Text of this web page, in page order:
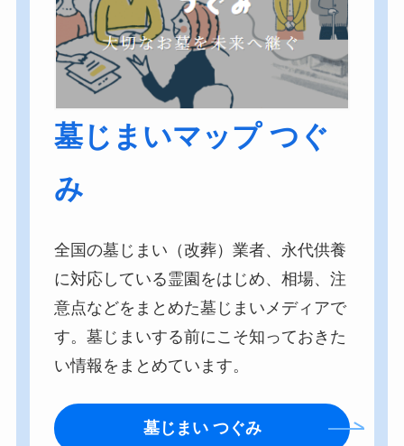
墓じまいマップ つぐ
み
全国の墓じまい（改葬）業者、永代供養
に対応している霊園をはじめ、相場、注
意点などをまとめた墓じまいメディアで
す。墓じまいする前にこそ知っておきた
い情報をまとめています。
墓じまい つぐみ